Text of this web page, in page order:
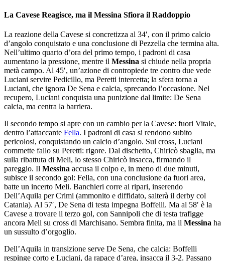
La Cavese Reagisce, ma il Messina Sfiora il Raddoppio
La reazione della Cavese si concretizza al 34′, con il primo calcio
d’angolo conquistato e una conclusione di Pezzella che termina alta.
Nell’ultimo quarto d’ora del primo tempo, i padroni di casa
aumentano la pressione, mentre il Messina si chiude nella propria
metà campo. Al 45′, un’azione di contropiede tre contro due vede
Luciani servire Pedicillo, ma Peretti intercetta; la sfera torna a
Luciani, che ignora De Sena e calcia, sprecando l’occasione. Nel
recupero, Luciani conquista una punizione dal limite: De Sena
calcia, ma centra la barriera.
Il secondo tempo si apre con un cambio per la Cavese: fuori Vitale,
dentro l’attaccante Fella. I padroni di casa si rendono subito
pericolosi, conquistando un calcio d’angolo. Sul cross, Luciani
commette fallo su Peretti: rigore. Dal dischetto, Chiricò sbaglia, ma
sulla ribattuta di Meli, lo stesso Chiricò insacca, firmando il
pareggio. Il Messina accusa il colpo e, in meno di due minuti,
subisce il secondo gol: Fella, con una conclusione da fuori area,
batte un incerto Meli. Banchieri corre ai ripari, inserendo
Dell’Aquila per Crimi (ammonito e diffidato, salterà il derby col
Catania). Al 57′, De Sena di testa impegna Boffelli. Ma al 58′ è la
Cavese a trovare il terzo gol, con Sannipoli che di testa trafigge
ancora Meli su cross di Marchisano. Sembra finita, ma il Messina ha
un sussulto d’orgoglio.
Dell’Aquila in transizione serve De Sena, che calcia: Boffelli
respinge corto e Luciani, da rapace d’area, insacca il 3-2. Passano